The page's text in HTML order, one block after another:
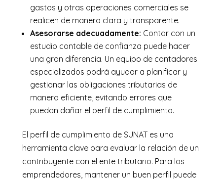
gastos y otras operaciones comerciales se
realicen de manera clara y transparente.
Asesorarse adecuadamente: Contar con un
estudio contable de confianza puede hacer
una gran diferencia. Un equipo de contadores
especializados podrá ayudar a planificar y
gestionar las obligaciones tributarias de
manera eficiente, evitando errores que
puedan dañar el perfil de cumplimiento.
El perfil de cumplimiento de SUNAT es una
herramienta clave para evaluar la relación de un
contribuyente con el ente tributario. Para los
emprendedores, mantener un buen perfil puede